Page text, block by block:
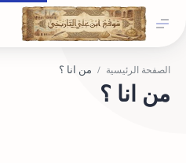
الصفحة الرئيسية
من انا ؟